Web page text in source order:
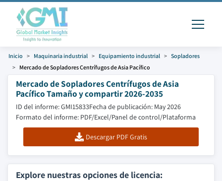
Inicio Maquinaria industrial Equipamiento industrial
Sopladores
Mercado de Sopladores Centrífugos de Asia Pacífico
Mercado de Sopladores Centrífugos de Asia
Pacífico Tamaño y compartir 2026-2035
ID del informe: GMI15833Fecha de publicación: May 2026
Formato del informe: PDF/Excel/Panel de control/Plataforma
Descargar PDF Gratis
Explore nuestras opciones de licencia: